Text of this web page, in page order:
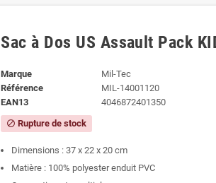
Sac à Dos US Assault Pack
Marque
Mil-Tec
Référence
MIL-14001120
EAN13
4046872401350
block Rupture de stock
Dimensions : 37 x 22 x 20 cm
Matière : 100% polyester enduit PVC